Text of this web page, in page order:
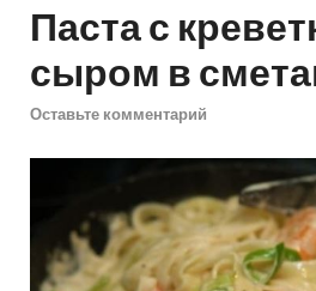
Паста с
сыром в
Оставьте комментарий